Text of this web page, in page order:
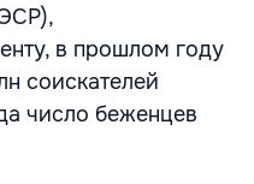
в прошлом году
соискателей
число беженцев